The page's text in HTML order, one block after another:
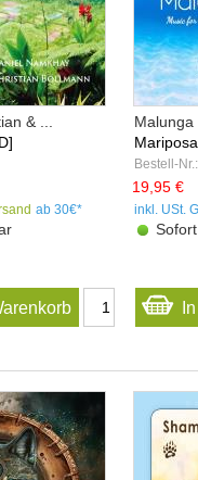
& ...
ab 30€*
Malunga
Bestell-
19,95 €
inkl. USt.